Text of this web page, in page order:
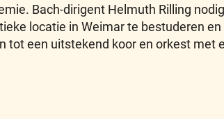
Bach-dirigent Helmuth Rilling
locatie in Weimar te bestuderen
tot een uitstekend koor en orkest met